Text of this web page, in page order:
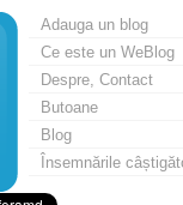
Adauga un blog
Ce este un WeBlog
Despre, Contact
Butoane
Blog
Însemnările